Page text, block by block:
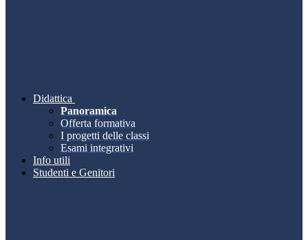
Didattica
Panoramica
Offerta formativa
I progetti delle classi
Esami integrativi
Info utili
Studenti e Genitori